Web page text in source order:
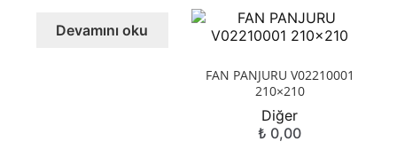
Devamını oku
FAN PANJURU V02210001
210×210
Diğer
₺ 0,00